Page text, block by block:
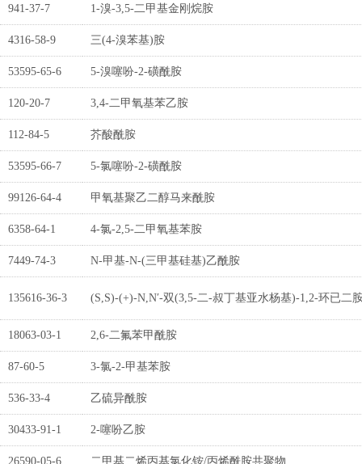
941-37-7 1-溴-3,5-二甲基金刚烷胺
4316-58-9 三(4-溴苯基)胺
53595-65-6 5-溴噻吩-2-磺酰胺
120-20-7 3,4-二甲氧基苯乙胺
112-84-5 芥酸酰胺
53595-66-7 5-氯噻吩-2-磺酰胺
99126-64-4 甲氧基聚乙二醇马来酰胺
6358-64-1 4-氯-2,5-二甲氧基苯胺
7449-74-3 N-甲基-N-(三甲基硅基)乙酰胺
135616-36-3 (S,S)-(+)-N,N′-双(3,5-二-叔丁基亚水杨基)-1,2-环已二
18063-03-1 2,6-二氟苯甲酰胺
87-60-5 3-氯-2-甲基苯胺
536-33-4 乙硫异酰胺
30433-91-1 2-噻吩乙胺
26590-05-6 二甲基二烯丙基氯化铵/丙烯酰胺共聚物